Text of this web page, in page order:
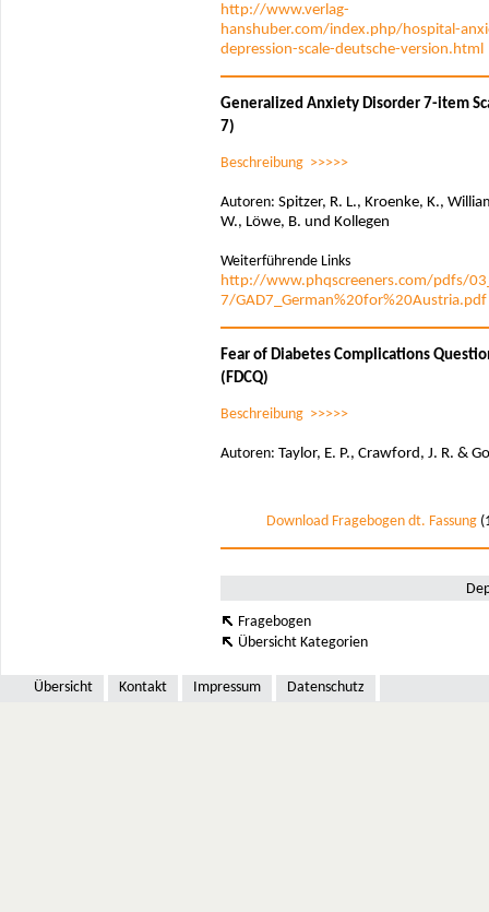
http://www.verlag-
hanshuber.com/index.php/hospital-
depression-scale-deutsche-version.html
Generalized Anxiety Disorder 7-item
7)
Beschreibung >>>>>
Autoren: Spitzer, R. L., Kroenke, K.,
W., Löwe, B. und Kollegen
Weiterführende Links
http://www.phqscreeners.com/pdfs/
7/GAD7_German%20for%20Austria.pdf
Fear of Diabetes Complications
(FDCQ)
Beschreibung >>>>>
Autoren: Taylor, E. P., Crawford, J. R. &
Download Fragebogen dt. Fassung
Fragebogen
Übersicht Kategorien
Übersicht Kontakt Impressum Datenschutz